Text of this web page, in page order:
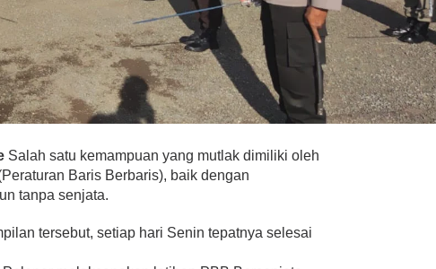
Salah satu kemampuan yang mutlak dimiliki oleh
Baris Berbaris), baik dengan
tanpa senjata.
tersebut, setiap hari Senin tepatnya selesai